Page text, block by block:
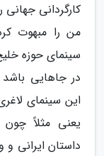
کارگردانی جهانی
من را مبهوت
سینمای حوزه
در جاهایی
این سینمای
یعنی مثلاً چون
داستان ایرانی